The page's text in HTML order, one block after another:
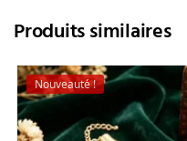
Produits similaires
Nouveauté !